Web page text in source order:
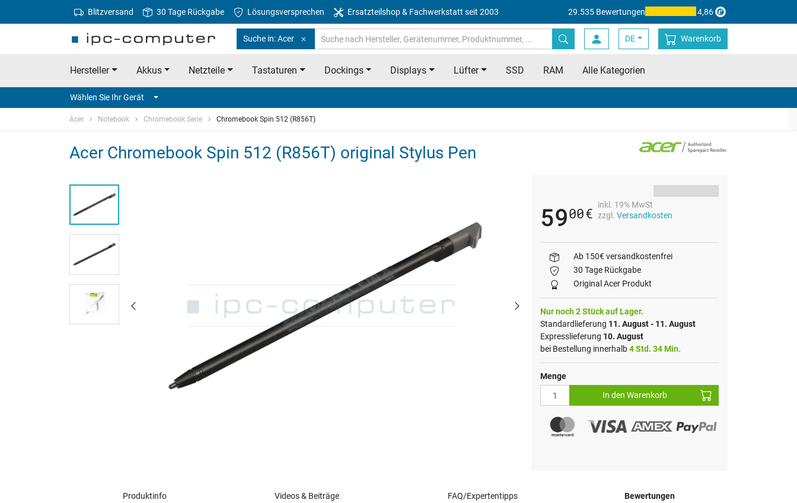
Blitzversand 30 Tage Rückgabe Lösungsversprechen Ersatzteilshop & Fachwerkstatt seit 2003 29.535 Bewertungen 4,86
Suche in: Acer DE Warenkorb
Hersteller Akkus Netzteile Tastaturen Dockings Displays Lüfter SSD RAM Alle Kategorien
Wählen Sie Ihr Gerät
Acer Notebook Chromebook Serie Chromebook Spin 512 (R856T)
Acer Chromebook Spin 512 (R856T) original Stylus Pen
5900€
inkl. 19% MwSt
zzgl. Versandkosten
Ab 150€ versandkostenfrei
30 Tage Rückgabe
Original Acer Produkt
Nur noch 2 Stück auf Lager.
Standardlieferung 11. August - 11. August
Expresslieferung 10. August
bei Bestellung innerhalb4 Std. 34 Min.
Menge
In den Warenkorb
Produktinfo Videos & Beiträge FAQ/Expertentipps Bewertungen